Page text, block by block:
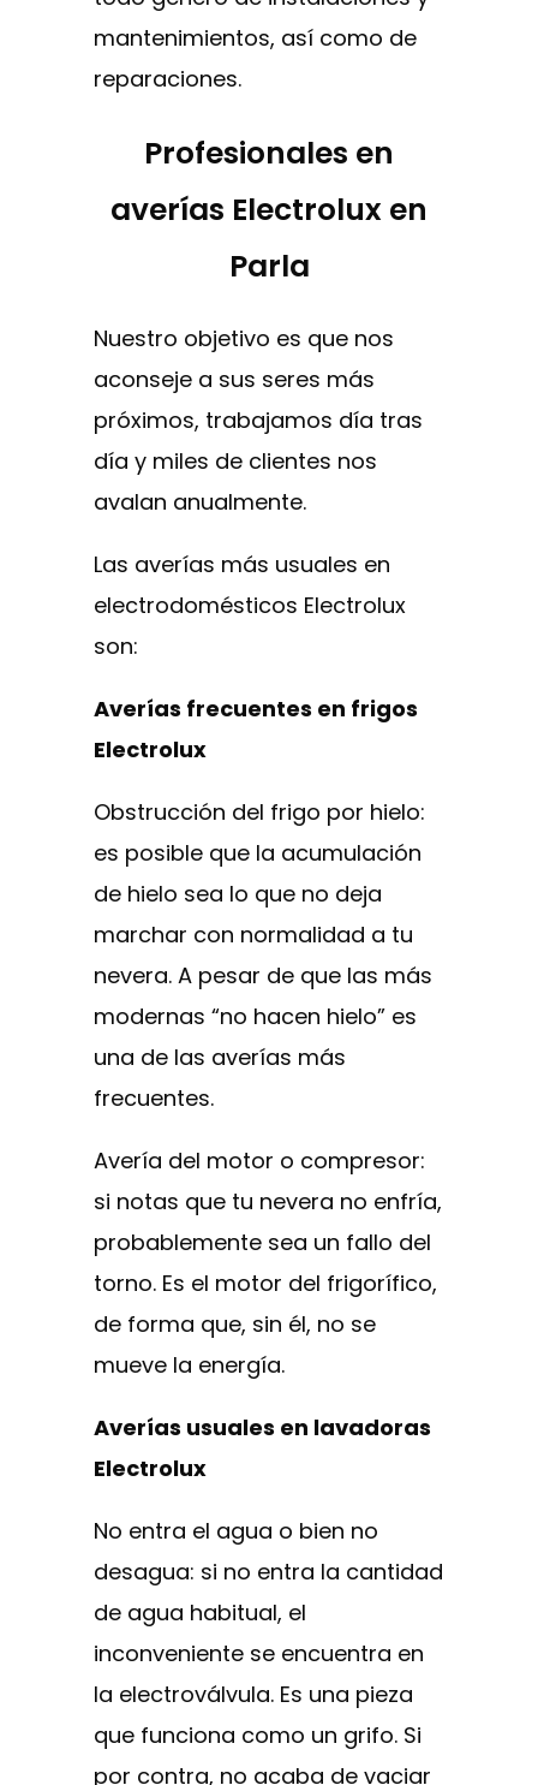
mantenimientos, así como de
reparaciones.
Profesionales en
averías Electrolux en
Parla
Nuestro objetivo es que nos
aconseje a sus seres más
próximos, trabajamos día tras
día y miles de clientes nos
avalan anualmente.
Las averías más usuales en
electrodomésticos Electrolux
son:
Averías frecuentes en frigos
Electrolux
Obstrucción del frigo por hielo:
es posible que la acumulación
de hielo sea lo que no deja
marchar con normalidad a tu
nevera. A pesar de que las más
modernas “no hacen hielo” es
una de las averías más
frecuentes.
Avería del motor o compresor:
si notas que tu nevera no enfría,
probablemente sea un fallo del
torno. Es el motor del frigorífico,
de forma que, sin él, no se
mueve la energía.
Averías usuales en lavadoras
Electrolux
No entra el agua o bien no
desagua: si no entra la cantidad
de agua habitual, el
inconveniente se encuentra en
la electroválvula. Es una pieza
que funciona como un grifo. Si
por contra, no acaba de vaciar